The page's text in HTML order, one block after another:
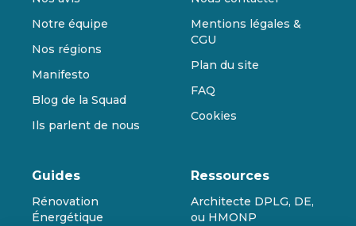
Notre équipe
Nos régions
Manifesto
Blog de la Squad
Ils parlent de nous
Mentions légales &
CGU
Plan du site
FAQ
Cookies
Guides
Rénovation
Énergétique
Ressources
Architecte DPLG, DE,
ou HMONP